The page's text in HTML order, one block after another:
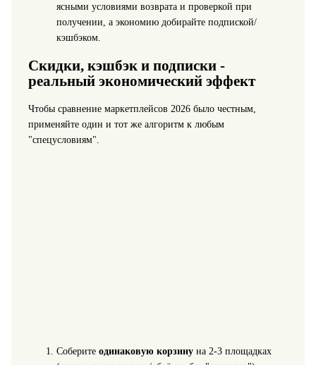
ясными условиями возврата и проверкой при
получении, а экономию добирайте подпиской/
кэшбэком.
Скидки, кэшбэк и подписки -
реальный экономический эффект
Чтобы сравнение маркетплейсов 2026 было честным,
применяйте один и тот же алгоритм к любым
"спецусловиям".
Соберите одинаковую корзинуна 2-3 площадках